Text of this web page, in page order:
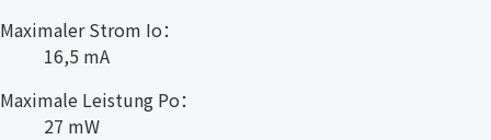
Maximaler Strom Io：
16,5 mA
Maximale Leistung Po：
27 mW